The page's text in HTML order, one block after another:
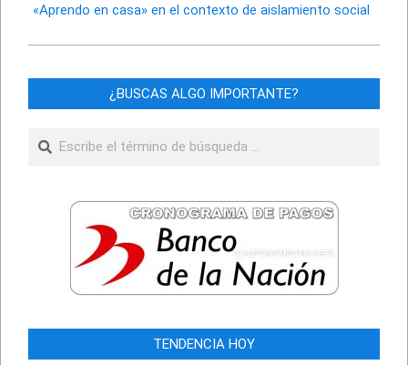
«Aprendo en casa» en el contexto de aislamiento social
¿BUSCAS ALGO IMPORTANTE?
Buscar
TENDENCIA HOY